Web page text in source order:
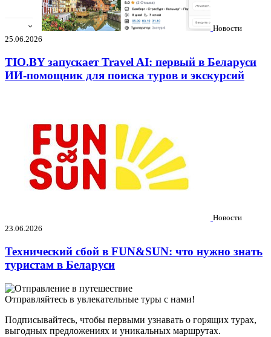
Новости
25.06.2026
TIO.BY запускает Travel AI: первый в Беларуси
ИИ-помощник для поиска туров и экскурсий
Новости
23.06.2026
Технический сбой в FUN&SUN: что нужно знать
туристам в Беларуси
Отправляйтесь в увлекательные туры с нами!
Подписывайтесь, чтобы первыми узнавать о горящих турах,
выгодных предложениях и уникальных маршрутах.